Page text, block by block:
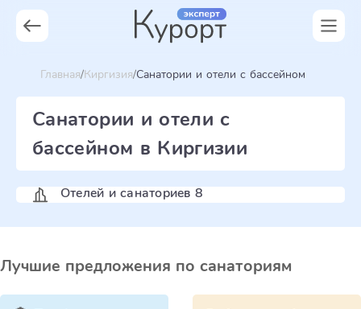
Главная Киргизия Санатории и отели с бассейном
Санатории и отели с
бассейном в Киргизии
Отелей и санаториев 8
Лучшие предложения по санаториям